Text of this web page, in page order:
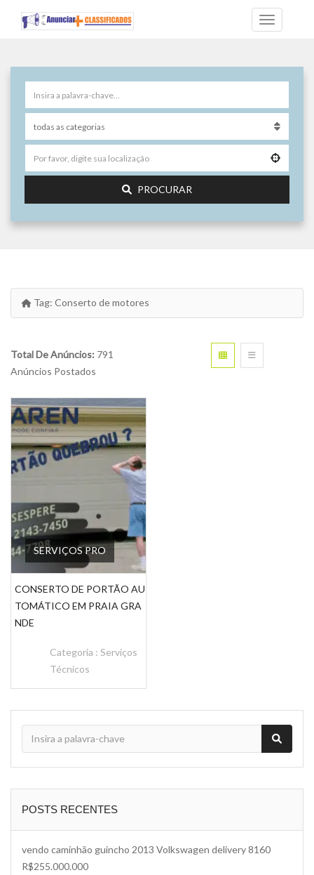
PROCURAR
Tag: Conserto de motores
Total De Anúncios: 791
Anúncios Postados
SERVIÇOS PRO
CONSERTO DE PORTÃO AU
TOMÁTICO EM PRAIA GRA
NDE
Categoria : Serviços
Técnicos
POSTS RECENTES
vendo caminhão guincho 2013 Volkswagen delivery 8160
R$255.000.000